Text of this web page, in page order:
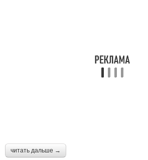
читать дальше →